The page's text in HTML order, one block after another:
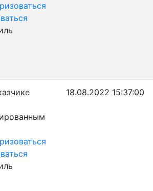
18.08.2022 15:37:00